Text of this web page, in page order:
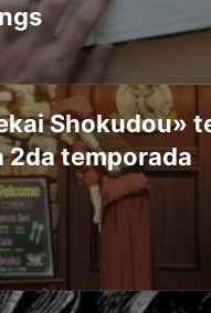
Shokudou»
2da temporada